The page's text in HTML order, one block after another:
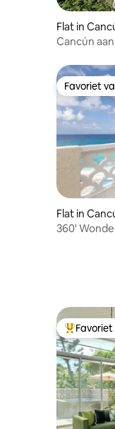
Flat in
Cancún
Favoriet
Favoriet
Flat in
360'